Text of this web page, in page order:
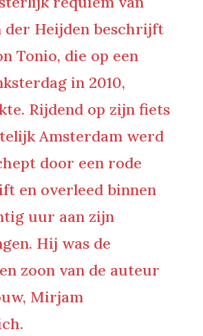
der Heijden beschrijft
Tonio, die op een
in 2010,
Rijdend op zijn fiets
Amsterdam werd
door een rode
en overleed binnen
uur aan zijn
Hij was de
zoon van de auteur
Mirjam